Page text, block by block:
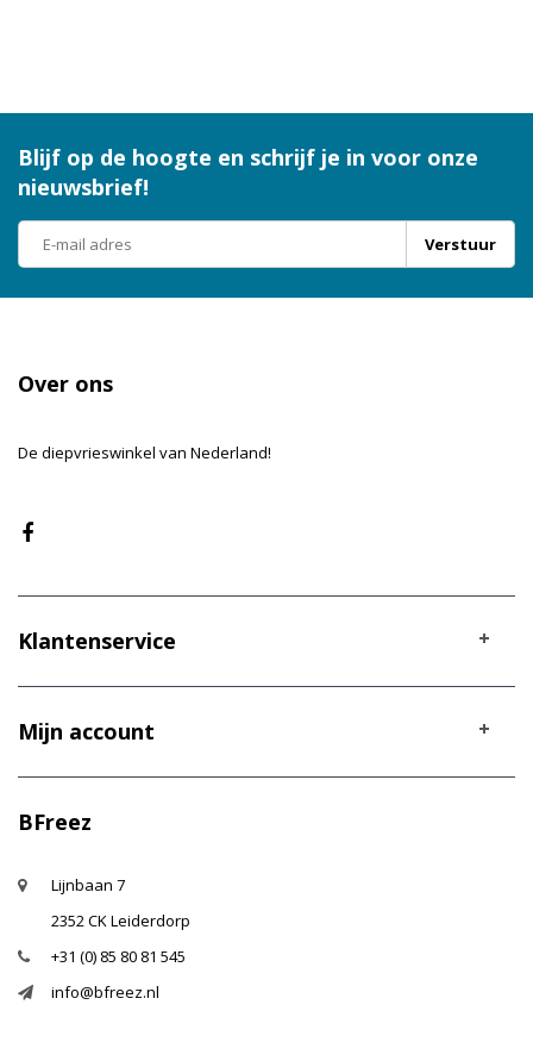
Blijf op de hoogte en schrijf je in voor onze
nieuwsbrief!
Verstuur
Over ons
De diepvrieswinkel van Nederland!
Klantenservice
Mijn account
BFreez
Lijnbaan 7
2352 CK Leiderdorp
+31 (0) 85 80 81 545
info@bfreez.nl